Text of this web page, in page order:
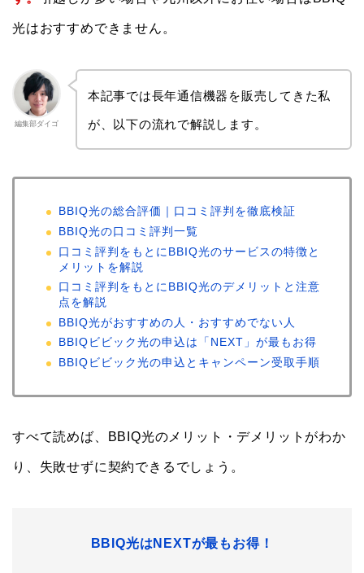
光はおすすめできません。
編集部ダイゴ
本記事では長年通信機器を販売してきた私
が、以下の流れで解説します。
BBIQ光の総合評価｜口コミ評判を徹底検証
BBIQ光の口コミ評判一覧
口コミ評判をもとにBBIQ光のサービスの特徴と
メリットを解説
口コミ評判をもとにBBIQ光のデメリットと注意
点を解説
BBIQ光がおすすめの人・おすすめでない人
BBIQビビック光の申込は「NEXT」が最もお得
BBIQビビック光の申込とキャンペーン受取手順
すべて読めば、BBIQ光のメリット・デメリットがわか
り、失敗せずに契約できるでしょう。
BBIQ光はNEXTが最もお得！